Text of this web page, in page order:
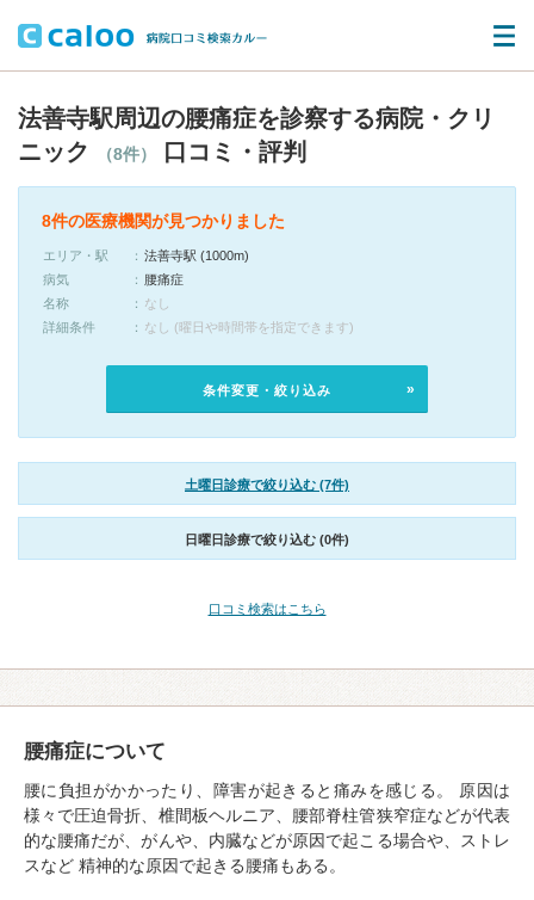
法善寺駅周辺の腰痛症を診察する病院・クリ
ニック
（8件） 口コミ・評判
8件の医療機関が見つかりました
エリア・駅
法善寺駅 (1000m)
病気
腰痛症
名称
なし
詳細条件
なし (曜日や時間帯を指定できます)
条件変更・絞り込み
土曜日診療で絞り込む (7件)
日曜日診療で絞り込む (0件)
口コミ検索はこちら
腰痛症について
腰に負担がかかったり、障害が起きると痛みを感じる。 原因は
様々で圧迫骨折、椎間板ヘルニア、腰部脊柱管狭窄症などが代表
的な腰痛だが、がんや、内臓などが原因で起こる場合や、ストレ
スなど 精神的な原因で起きる腰痛もある。